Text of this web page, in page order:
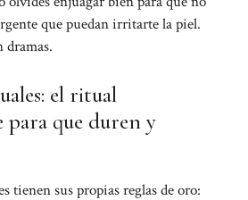
que puedan irritarte la piel.
dramas.
el ritual
que duren y
tienen sus propias reglas de oro: